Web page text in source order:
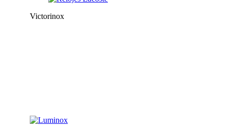
Victorinox